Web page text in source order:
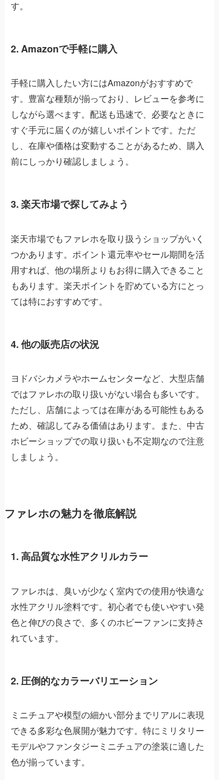
す。
2. Amazonで手軽に購入
手軽に購入したい方にはAmazonがおすすめで
す。豊富な種類が揃っており、レビューを参考に
しながら選べます。配送も迅速で、必要なときに
すぐ手元に届くのが嬉しいポイントです。ただ
し、在庫や価格は変動することがあるため、購入
前にしっかり確認しましょう。
3. 楽天市場で探してみよう
楽天市場でもファレホを取り扱うショップがいく
つかあります。ポイント還元率やセール期間を活
用すれば、他の場所よりもお得に購入できること
もあります。楽天ポイントを貯めている方にとっ
ては特におすすめです。
4. 他の販売店の状況
ヨドバシカメラやホームセンターなど、大型店舗
ではファレホの取り扱いがない場合も多いです。
ただし、店舗によっては在庫がある可能性もある
ため、確認してみる価値はあります。また、中古
ホビーショップでの取り扱いも不定期なので注意
しましょう。
ファレホの魅力を徹底解説
1. 高品質な水性アクリルカラー
ファレホは、臭いが少なく室内での使用が快適な
水性アクリル塗料です。初心者でも使いやすい発
色と伸びの良さで、多くのホビーファンに支持さ
れています。
2. 圧倒的なカラーバリエーション
ミニチュアや模型の細かい部分までリアルに表現
できる多彩な色展開が魅力です。特にミリタリー
モデルやファンタジーミニチュアの塗装に適した
色が揃っています。